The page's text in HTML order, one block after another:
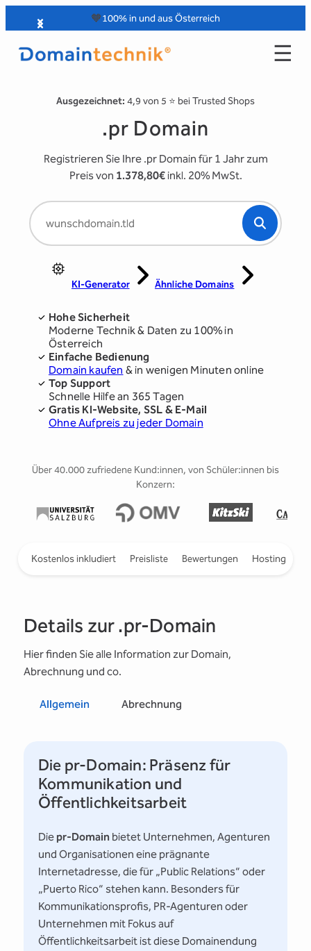
Inhalt
springen
🧡100% in und aus Österreich
☰
Ausgezeichnet: 4,9 von 5 ⭐️ bei Trusted Shops
.pr Domain
Registrieren Sie Ihre .pr Domain für 1 Jahr zum
Preis von 1.378,80€inkl. 20% MwSt.
KI-Generator Ähnliche Domains
Hohe Sicherheit
Moderne Technik & Daten zu 100% in
Österreich
Einfache Bedienung
Domain kaufen & in wenigen Minuten online
Top Support
Schnelle Hilfe an 365 Tagen
Gratis KI-Website, SSL & E-Mail
Ohne Aufpreis zu jeder Domain
Über 40.000 zufriedene Kund:innen, von Schüler:innen bis
Konzern:
Kostenlos inkludiert Preisliste Bewertungen Hosting
Details zur .pr-Domain
Hier finden Sie alle Information zur Domain,
Abrechnung und co.
Allgemein Abrechnung
Die pr-Domain: Präsenz für
Kommunikation und
Öffentlichkeitsarbeit
Die pr-Domain bietet Unternehmen, Agenturen
und Organisationen eine prägnante
Internetadresse, die für „Public Relations“ oder
„Puerto Rico“ stehen kann. Besonders für
Kommunikationsprofis, PR-Agenturen oder
Unternehmen mit Fokus auf
Öffentlichkeitsarbeit ist diese Domainendung